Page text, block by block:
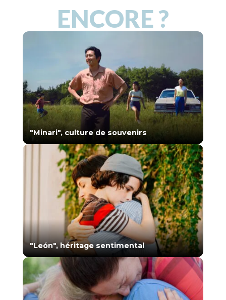
ENCORE ?
"Minari", culture de souvenirs
"León", héritage sentimental